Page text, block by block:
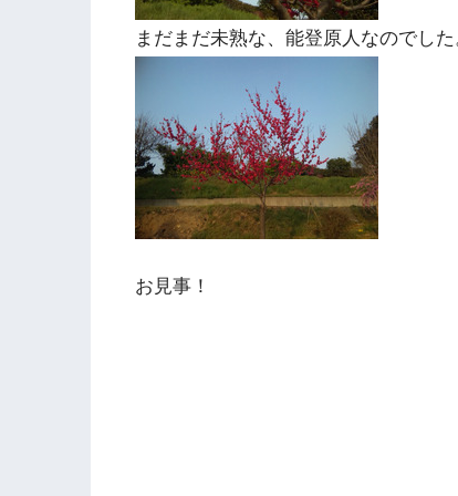
まだまだ未熟な、能登原人なのでした
お見事！